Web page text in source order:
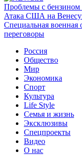
Проблемы с бензином
Атака США на
Специальная
переговоры
Россия
Общество
Мир
Экономика
Спорт
Культура
Life Style
Семья и жизнь
Эксклюзивы
Спецпроекты
Видео
О нас